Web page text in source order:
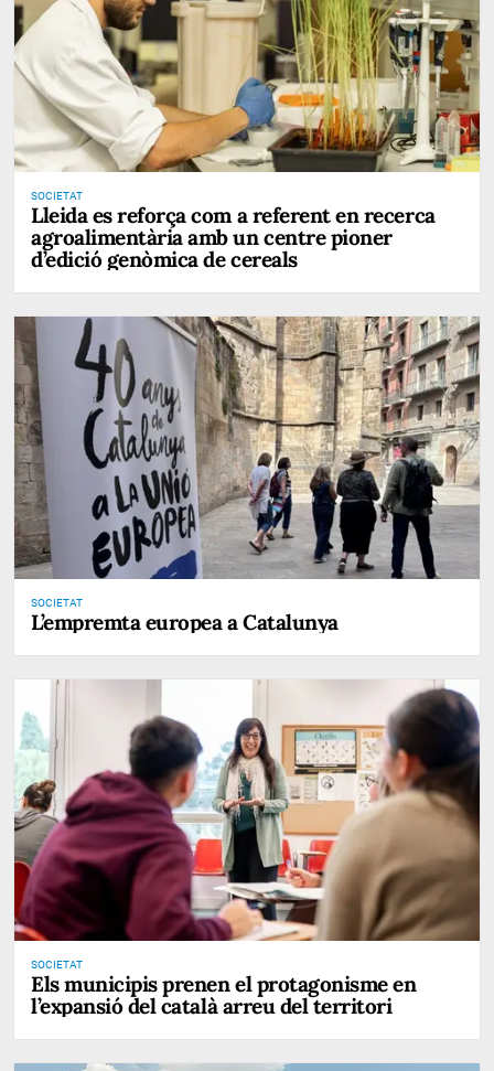
SOCIETAT
Lleida es reforça com a referent en recerca
agroalimentària amb un centre pioner
d’edició genòmica de cereals
SOCIETAT
L’empremta europea a Catalunya
SOCIETAT
Els municipis prenen el protagonisme en
l’expansió del català arreu del territori